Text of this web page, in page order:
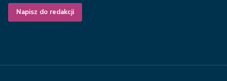
Napisz do redakcji